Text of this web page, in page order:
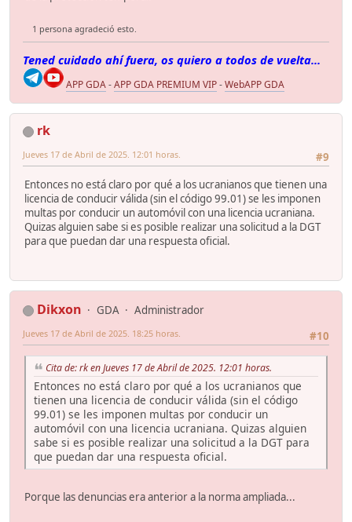
1 persona agradeció esto.
Tened cuidado ahí fuera, os quiero a todos de vuelta...
APP GDA-APP GDA PREMIUM VIP-WebAPP GDA
rk
#9
Jueves 17 de Abril de 2025. 12:01 horas.
Entonces no está claro por qué a los ucranianos que tienen una
licencia de conducir válida (sin el código 99.01) se les imponen
multas por conducir un automóvil con una licencia ucraniana.
Quizas alguien sabe si es posible realizar una solicitud a la DGT
para que puedan dar una respuesta oficial.
Dikxon GDA
Administrador
#10
Jueves 17 de Abril de 2025. 18:25 horas.
Cita de: rk en Jueves 17 de Abril de 2025. 12:01 horas.
Entonces no está claro por qué a los ucranianos que
tienen una licencia de conducir válida (sin el código
99.01) se les imponen multas por conducir un
automóvil con una licencia ucraniana. Quizas alguien
sabe si es posible realizar una solicitud a la DGT para
que puedan dar una respuesta oficial.
Porque las denuncias era anterior a la norma ampliada...